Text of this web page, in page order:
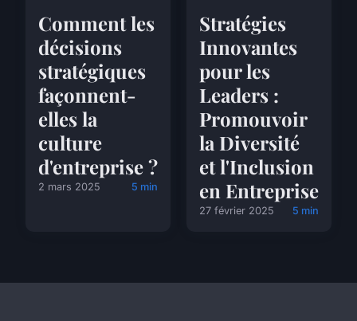
Comment les
décisions
stratégiques
façonnent-
elles la
culture
d'entreprise ?
2 mars 2025 5 min
Stratégies
Innovantes
pour les
Leaders :
Promouvoir
la Diversité
et l'Inclusion
en Entreprise
27 février 2025 5 min